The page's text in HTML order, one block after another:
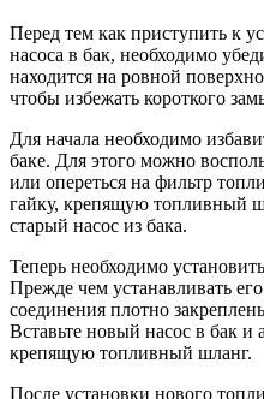
Перед тем как приступить к
насоса в бак, необходимо
находится на ровной
чтобы избежать короткого
Для начала необходимо
баке. Для этого можно
или опереться на фильтр
гайку, крепящую топливный
старый насос из бака.
Теперь необходимо
Прежде чем устанавливать
соединения плотно
Вставьте новый насос в бак и
крепящую топливный шланг.
После установки нового